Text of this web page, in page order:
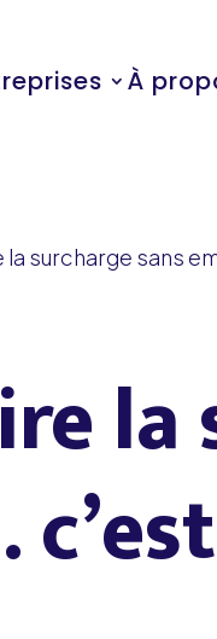
À
la surcharge sans